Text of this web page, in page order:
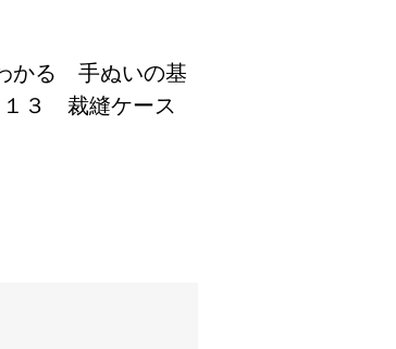
かる 手ぬいの基
３ 裁縫ケース